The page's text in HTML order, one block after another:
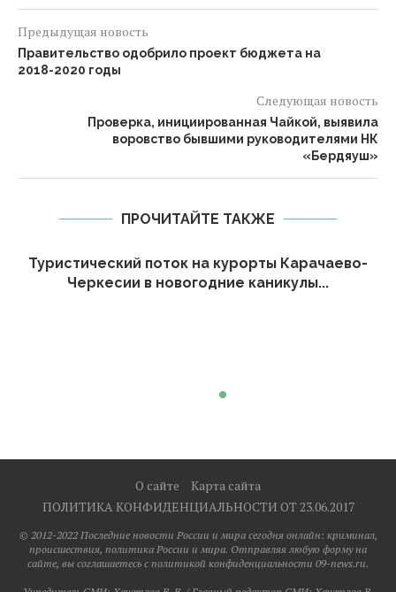
Предыдущая новость
Правительство одобрило проект бюджета на
2018-2020 годы
Следующая новость
Проверка, инициированная Чайкой, выявила
воровство бывшими руководителями НК
«Бердяуш»
ПРОЧИТАЙТЕ ТАКЖЕ
Туристический поток на курорты Карачаево-
Черкесии в новогодние каникулы...
О сайте
Карта сайта
ПОЛИТИКА КОНФИДЕНЦИАЛЬНОСТИ ОТ 23.06.2017
© 2012-2022 Последние новости России и мира сегодня онлайн: криминал,
происшествия, политика России и мира. Отправляя любую форму на
сайте, вы соглашаетесь с политикой конфиденциальности 09-news.ru.